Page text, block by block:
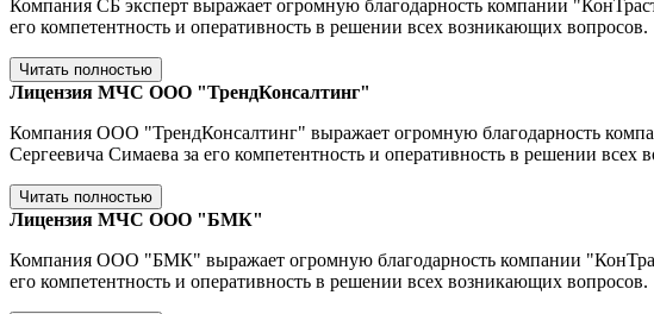
Компания СБ эксперт выражает огромную благодарность компании
его компетентность и оперативность в решении всех возникающих вопросов.
Читать полностью
Лицензия МЧС ООО "ТрендКонсалтинг"
Компания ООО "ТрендКонсалтинг" выражает огромную благодарность
Сергеевича Симаева за его компетентность и оперативность в решении всех
Читать полностью
Лицензия МЧС ООО "БМК"
Компания ООО "БМК" выражает огромную благодарность компании
его компетентность и оперативность в решении всех возникающих вопросов.